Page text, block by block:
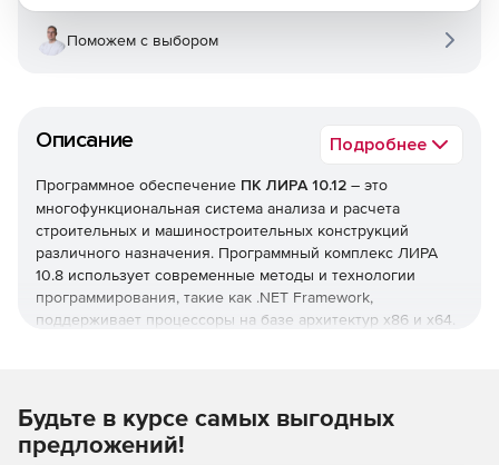
Описание Подробнее
Программное обеспечение ПК ЛИРА 10.12 – это
многофункциональная система анализа и расчета
строительных и машиностроительных конструкций
различного назначения. Программный комплекс ЛИРА
10.8 использует современные методы и технологии
программирования, такие как .NET Framework,
поддерживает процессоры на базе архитектур x86 и x64.
Основные нововведения в версии ЛИРА 10.12:
Поможем с выбором
Будьте в курсе самых выгодных
предложений!